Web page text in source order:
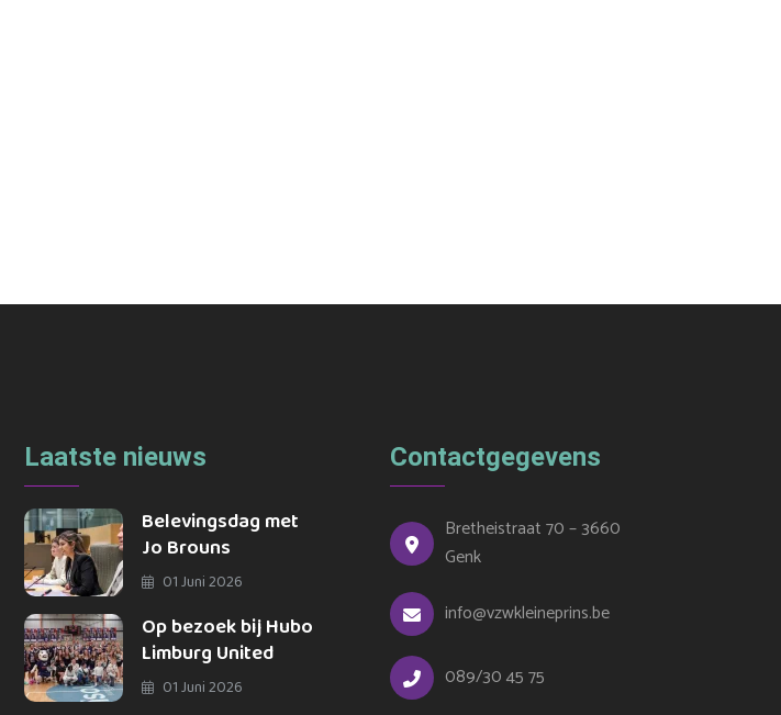
Laatste nieuws
Belevingsdag met
Jo Brouns
01 Juni 2026
Op bezoek bij Hubo
Limburg United
01 Juni 2026
Contactgegevens
Bretheistraat 70 – 3660
Genk
info@vzwkleineprins.be
089/30 45 75